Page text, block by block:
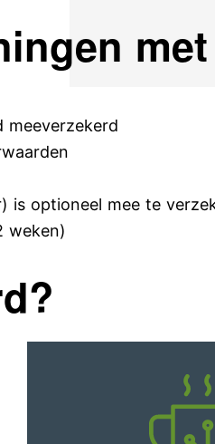
meeverzekerd
is optioneel mee te
weken)